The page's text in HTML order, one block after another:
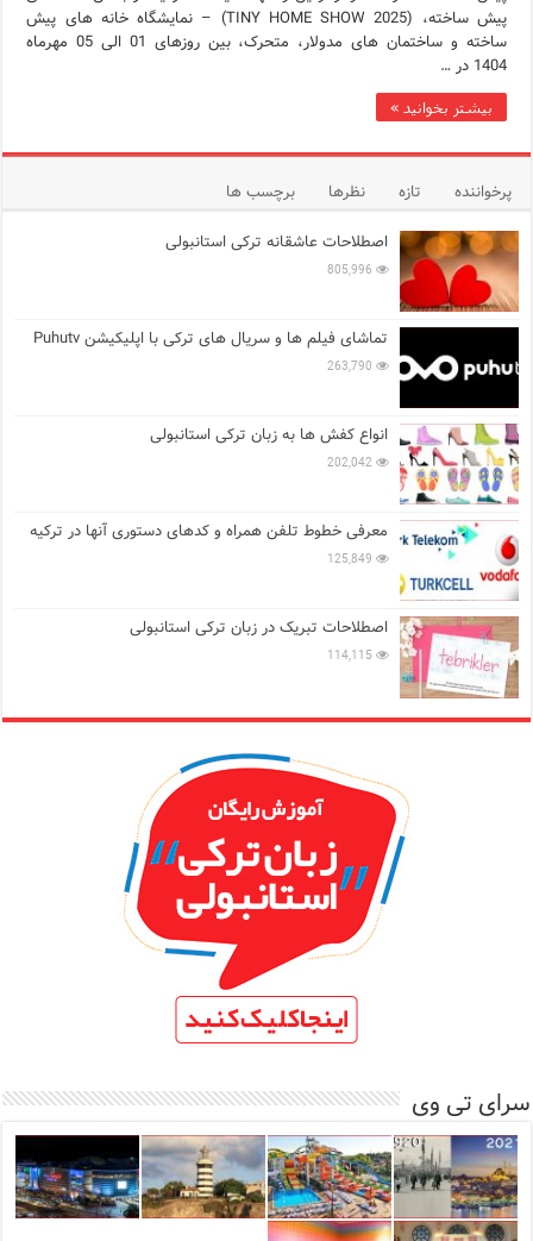
پیش ساخته، (2025 TINY HOME SHOW) – نمایشگاه خانه های پیش
ساخته و ساختمان های مدولار، متحرک، بین روزهای 01 الی 05 مهرماه
1404 در …
بیشتر بخوانید »
پرخواننده تازه نظرها
برچسب ها
اصطلاحات عاشقانه ترکی استانبولی
805,996
تماشای فیلم ها و سریال های ترکی با اپلیکیشن Puhutv
263,790
انواع کفش ها به زبان ترکی استانبولی
202,042
معرفی خطوط تلفن همراه و کدهای دستوری آنها در ترکیه
125,849
اصطلاحات تبریک در زبان ترکی استانبولی
114,115
سرای تی وی